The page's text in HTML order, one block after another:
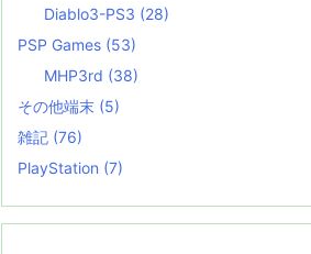
Diablo3-PS3 (28)
PSP Games (53)
MHP3rd (38)
その他端末 (5)
雑記 (76)
PlayStation (7)